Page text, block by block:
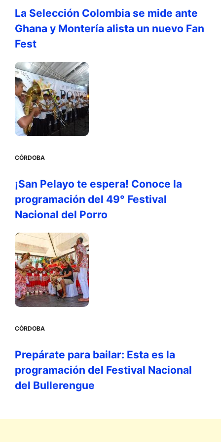
La Selección Colombia se mide ante
Ghana y Montería alista un nuevo Fan
Fest
CÓRDOBA
¡San Pelayo te espera! Conoce la
programación del 49° Festival
Nacional del Porro
CÓRDOBA
Prepárate para bailar: Esta es la
programación del Festival Nacional
del Bullerengue